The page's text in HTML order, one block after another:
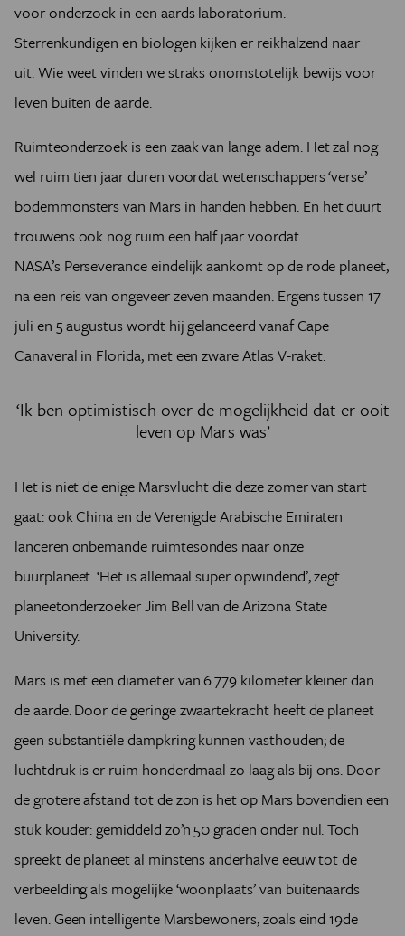
voor onderzoek in een aards laboratorium.
Sterrenkundigen en biologen kijken er reikhalzend naar
uit. Wie weet vinden we straks onomstotelijk bewijs voor
leven buiten de aarde.
Ruimteonderzoek is een zaak van lange adem. Het zal nog
wel ruim tien jaar duren voordat wetenschappers ‘verse’
bodemmonsters van Mars in handen hebben. En het duurt
trouwens ook nog ruim een half jaar voordat
NASA’s Perseverance eindelijk aankomt op de rode planeet,
na een reis van ongeveer zeven maanden. Ergens tussen 17
juli en 5 augustus wordt hij gelanceerd vanaf Cape
Canaveral in Florida, met een zware Atlas V-raket.
‘Ik ben optimistisch over de mogelijkheid dat er ooit
leven op Mars was’
Het is niet de enige Marsvlucht die deze zomer van start
gaat:ook China en de Verenigde Arabische Emiraten
lanceren onbemande ruimtesondes naar onze
buurplaneet.‘Het is allemaal super opwindend’, zegt
planeetonderzoeker Jim Bell van de Arizona State
University.
Mars is met een diameter van 6.779 kilometer kleiner dan
de aarde. Door de geringe zwaartekracht heeft de planeet
geen substantiële dampkring kunnen vasthouden; de
luchtdruk is er ruim honderdmaal zo laag als bij ons. Door
de grotere afstand tot de zon is het op Mars bovendien een
stuk kouder: gemiddeld zo’n 50 graden onder nul. Toch
spreekt de planeet al minstens anderhalve eeuw tot de
verbeelding als mogelijke ‘woonplaats’ van buitenaards
leven. Geen intelligente Marsbewoners, zoals eind 19de